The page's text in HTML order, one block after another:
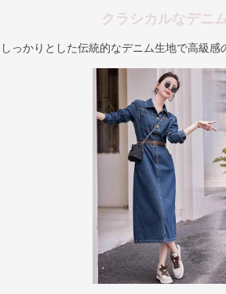
クラシカルなデニ
しっかりとした伝統的なデニム生地で高級感